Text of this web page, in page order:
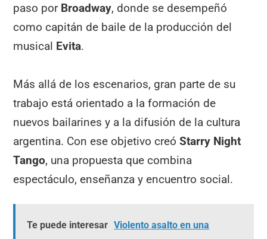
paso por Broadway, donde se desempeñó
como capitán de baile de la producción del
musical Evita.
Más allá de los escenarios, gran parte de su
trabajo está orientado a la formación de
nuevos bailarines y a la difusión de la cultura
argentina. Con ese objetivo creóStarry Night
Tango, una propuesta que combina
espectáculo, enseñanza y encuentro social.
Te puede interesar Violento asalto en una